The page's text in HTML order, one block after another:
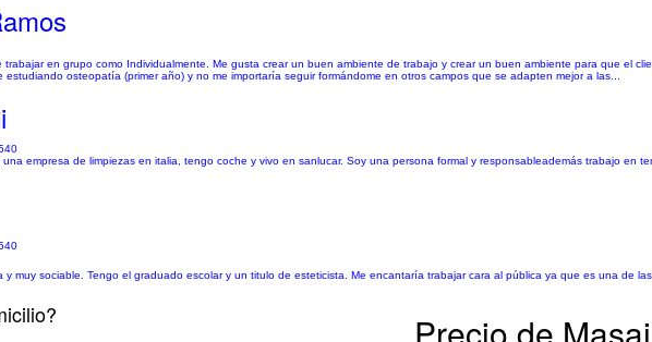
en grupo como Individualmente. Me gusta crear un buen ambiente de trabajo y crear un buen ambiente para que el
osteopatía (primer año) y no me importaría seguir formándome en otros campos que se adapten mejor a las...
empresa de limpiezas en italia, tengo coche y vivo en sanlucar. Soy una persona formal y responsableademás trabajo en
muy sociable. Tengo el graduado escolar y un titulo de esteticista. Me encantaría trabajar cara al pública ya que es una de